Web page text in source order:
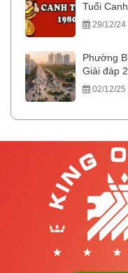
Tuổi
29/12/24
Phường
Giải đáp
02/12/25